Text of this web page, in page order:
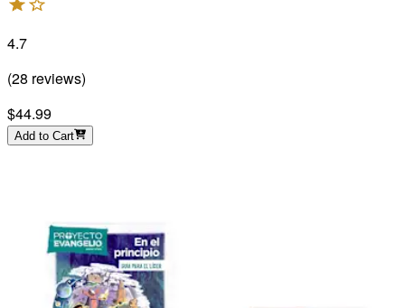
4.7
(28 reviews)
$44.99
Add to Cart